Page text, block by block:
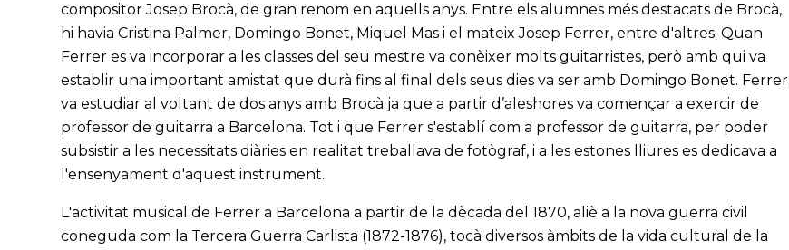
compositor Josep Brocà, de gran renom en aquells anys. Entre els alumnes més destacats de Brocà,
hi havia Cristina Palmer, Domingo Bonet, Miquel Mas i el mateix Josep Ferrer, entre d'altres. Quan
Ferrer es va incorporar a les classes del seu mestre va conèixer molts guitarristes, però amb qui va
establir una important amistat que durà fins al final dels seus dies va ser amb Domingo Bonet. Ferrer
va estudiar al voltant de dos anys amb Brocà ja que a partir d’aleshores va començar a exercir de
professor de guitarra a Barcelona. Tot i que Ferrer s'establí com a professor de guitarra, per poder
subsistir a les necessitats diàries en realitat treballava de fotògraf, i a les estones lliures es dedicava a
l'ensenyament d'aquest instrument.
L'activitat musical de Ferrer a Barcelona a partir de la dècada del 1870, aliè a la nova guerra civil
coneguda com la Tercera Guerra Carlista (1872-1876), tocà diversos àmbits de la vida cultural de la